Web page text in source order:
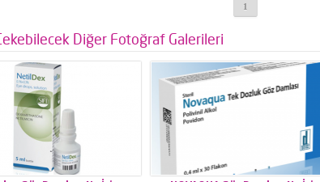
1
Diğer Fotoğraf Galerileri